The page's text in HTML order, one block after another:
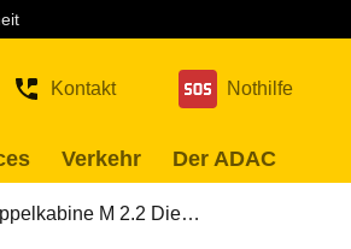
Kontakt Nothilfe
Verkehr Der ADAC
M 2.2 Die…